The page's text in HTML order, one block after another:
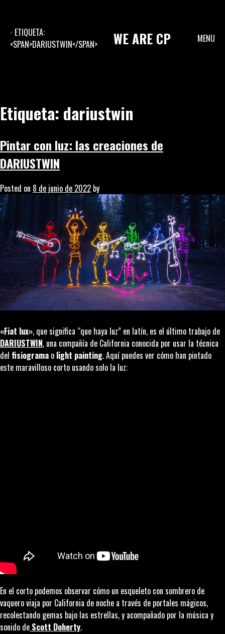
contentETIQUETA:
<SPAN>DARIUSTWIN</SPAN>
WEARE CP MENU
Etiqueta: dariustwin
Pintar con luz: las creaciones de
DARIUSTWIN
Posted on 8 de junio de 2022 by
«Fiat lux», que significa “que haya luz” en latín, es el último trabajo de
DARIUSTWIN, una compañía de California conocida por usar la técnica
del fisiograma o light painting. Aquí puedes ver cómo han pintado
este maravilloso corto usando solo la luz:
En el corto podemos observar cómo un esqueleto con sombrero de
vaquero viaja por California de noche a través de portales mágicos,
recolectando gemas bajo las estrellas, y acompañado por la música y
sonido de Scott Doherty.